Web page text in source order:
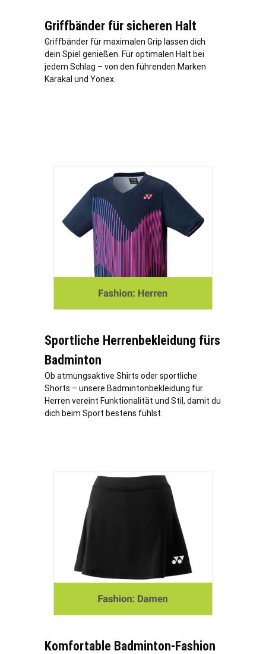
Griffbänder für sicheren Halt
Griffbänder für maximalen Grip lassen dich
dein Spiel genießen. Für optimalen Halt bei
jedem Schlag – von den führenden Marken
Karakal und Yonex.
Sportliche Herrenbekleidung fürs
Badminton
Ob atmungsaktive Shirts oder sportliche
Shorts – unsere Badmintonbekleidung für
Herren vereint Funktionalität und Stil, damit du
dich beim Sport bestens fühlst.
Komfortable Badminton-Fashion